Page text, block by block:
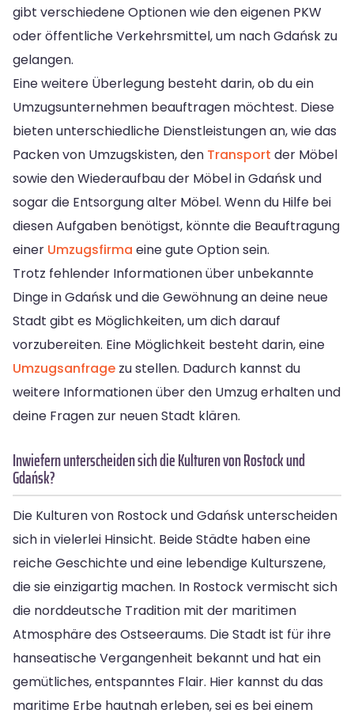
gibt verschiedene Optionen wie den eigenen PKW
oder öffentliche Verkehrsmittel, um nach Gdańsk zu
gelangen.
Eine weitere Überlegung besteht darin, ob du ein
Umzugsunternehmen beauftragen möchtest. Diese
bieten unterschiedliche Dienstleistungen an, wie das
Packen von Umzugskisten, den Transport der Möbel
sowie den Wiederaufbau der Möbel in Gdańsk und
sogar die Entsorgung alter Möbel. Wenn du Hilfe bei
diesen Aufgaben benötigst, könnte die Beauftragung
einer Umzugsfirma eine gute Option sein.
Trotz fehlender Informationen über unbekannte
Dinge in Gdańsk und die Gewöhnung an deine neue
Stadt gibt es Möglichkeiten, um dich darauf
vorzubereiten. Eine Möglichkeit besteht darin, eine
Umzugsanfrage zu stellen. Dadurch kannst du
weitere Informationen über den Umzug erhalten und
deine Fragen zur neuen Stadt klären.
Inwiefern unterscheiden sich die Kulturen von Rostock und
Gdańsk?
Die Kulturen von Rostock und Gdańsk unterscheiden
sich in vielerlei Hinsicht. Beide Städte haben eine
reiche Geschichte und eine lebendige Kulturszene,
die sie einzigartig machen. In Rostock vermischt sich
die norddeutsche Tradition mit der maritimen
Atmosphäre des Ostseeraums. Die Stadt ist für ihre
hanseatische Vergangenheit bekannt und hat ein
gemütliches, entspanntes Flair. Hier kannst du das
maritime Erbe hautnah erleben, sei es bei einem